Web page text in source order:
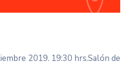
2019. 19:30 hrs.Salón de